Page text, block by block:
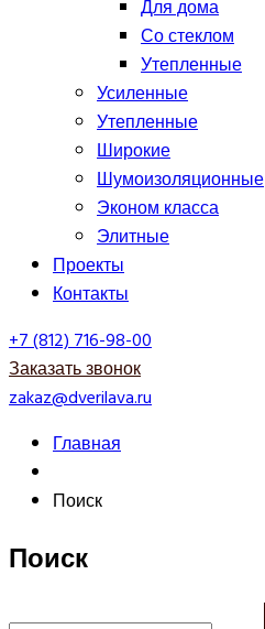
Для дома
Со стеклом
Утепленные
Усиленные
Утепленные
Широкие
Шумоизоляционные
Эконом класса
Элитные
Проекты
Контакты
+7 (812) 716-98-00
Заказать звонок
zakaz@dverilava.ru
Главная
Поиск
Поиск